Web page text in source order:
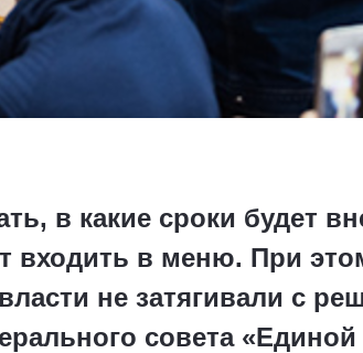
в какие сроки будет
входить в меню. При
не затягивали с
совета